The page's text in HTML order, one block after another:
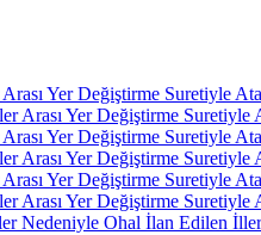
Yer Değiştirme Suretiyle
Arası Yer Değiştirme Suretiyle
Yer Değiştirme Suretiyle
Arası Yer Değiştirme Suretiyle
Yer Değiştirme Suretiyle
Arası Yer Değiştirme Suretiyle
Nedeniyle Ohal İlan Edilen